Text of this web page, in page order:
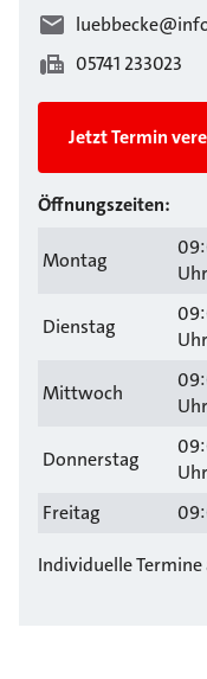
05741 233023
Jetzt Termin
Öffnungszeiten:
Montag
Uhr
Dienstag
Uhr
Mittwoch
Uhr
Donnerstag
Uhr
Freitag
Individuelle